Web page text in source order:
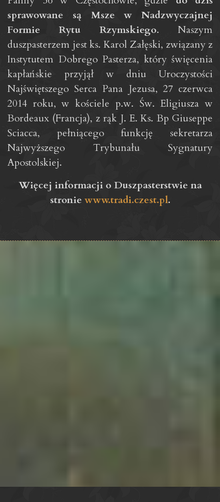
sprawowane są Msze w Nadzwyczajnej
Formie Rytu Rzymskiego. Naszym
duszpasterzem jest ks. Karol Załęski, związany z
Instytutem Dobrego Pasterza, który święcenia
kapłańskie przyjął w dniu Uroczystości
Najświętszego Serca Pana Jezusa, 27 czerwca
2014 roku, w kościele p.w. Św. Eligiusza w
Bordeaux (Francja), z rąk J. E. Ks. Bp Giuseppe
Sciacca, pełniącego funkcję sekretarza
Najwyższego Trybunału Sygnatury
Apostolskiej.
Więcej informacji o Duszpasterstwie na
stronie www.tradi.czest.pl.